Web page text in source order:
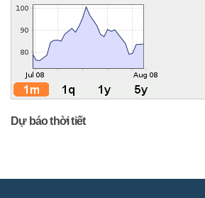
Dự báo thời tiết